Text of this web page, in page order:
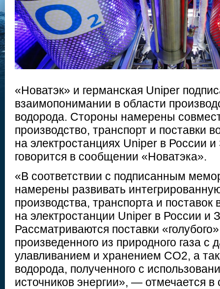
«Новатэк» и германская Uniper
взаимопонимании в области
водорода. Стороны намерены
производство, транспорт и поставки
на электростанциях Uniper в России
говорится в сообщении «Новатэка».
«В соответствии с подписанным
намерены развивать
производства, транспорта и
на электростанции Uniper в России и
Рассматриваются поставки
произведенного из природного газа с
улавливанием и хранением CO2, а
водорода, полученного с
источников энергии», — отмечается